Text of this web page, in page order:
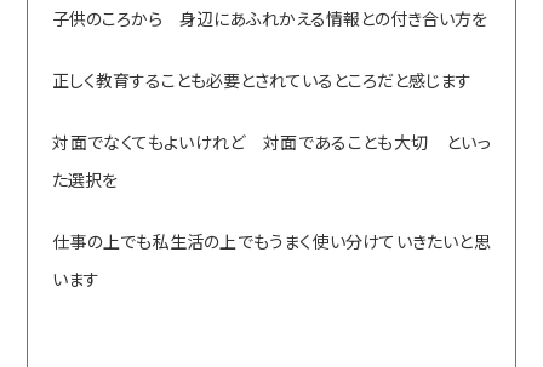
子供のころから 身辺にあふれかえる情報との付き合い方を
正しく教育することも必要とされているところだと感じます
対面でなくてもよいけれど 対面であることも大切 といっ
た選択を
仕事の上でも私生活の上でもうまく使い分けていきたいと思
います